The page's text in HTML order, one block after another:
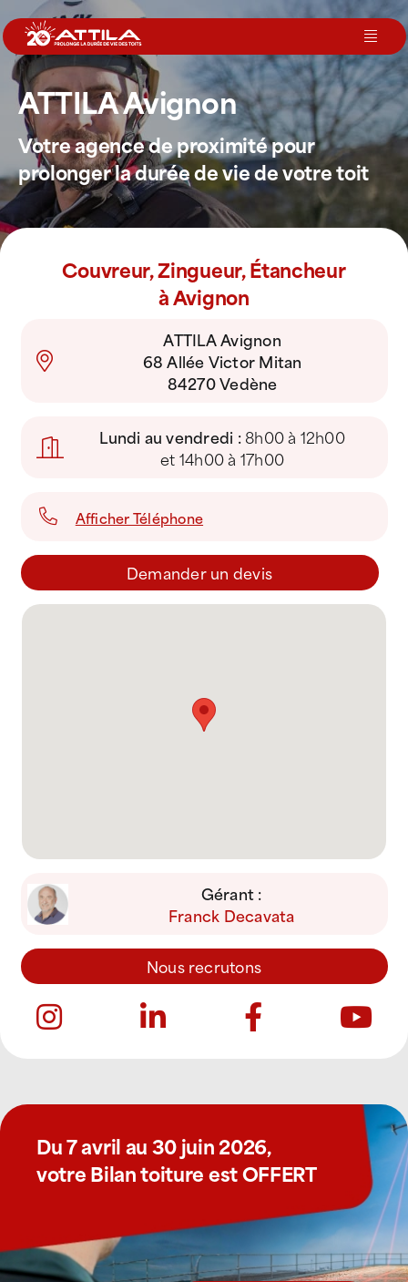
Passer
au
contenu
Le groupe
Nos services
Nos agences
Votre toit
ATTILA Avignon
Votre agence de proximité pour
prolonger la durée de vie de votre toit
Couvreur, Zingueur, Étancheur
à Avignon
ATTILA Avignon
68 Allée Victor Mitan
84270 Vedène
Lundi au vendredi :8h00 à 12h00
et 14h00 à 17h00
Afficher Téléphone
Demander un devis
Gérant :
Franck Decavata
Nous recrutons
Du 7 avril au 30 juin 2026,
votre Bilan toiture est OFFERT